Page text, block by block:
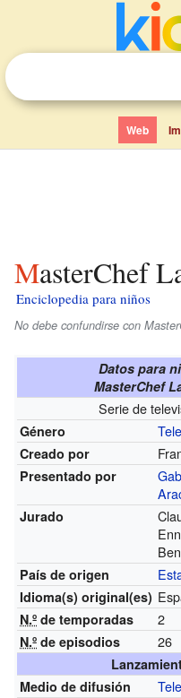
Web
MasterChef
Enciclopedia para niños
No debe confundirse con
Datos para
MasterChef
Serie de
Género
Creado por
Presentado por
Jurado
País de origen
Idioma(s) original(es)
N.º de temporadas 2
N.º de episodios 26
Medio de difusión